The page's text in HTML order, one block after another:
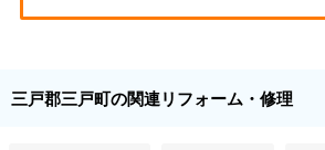
三戸郡三戸町の関連リフォーム・修理